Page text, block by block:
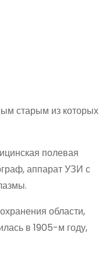
старым из которых
полевая
аппарат УЗИ с
области,
в 1905-м году,